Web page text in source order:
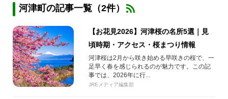
河津町の記事一覧（2件）
【お花見2026】河津桜の名所5選｜見
頃時期・アクセス・桜まつり情報
河津桜は2月から咲き始める早咲きの桜で、一
足早く春を感じられるのが魅力です。この記
事では、2026年に行...
JREメディア編集部